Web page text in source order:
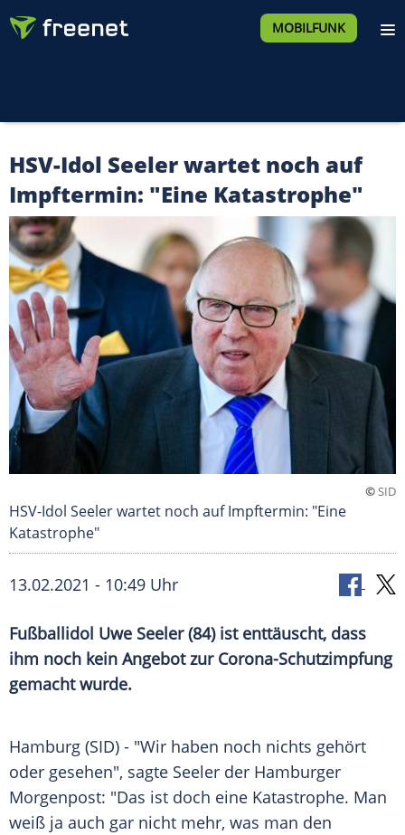
MOBILFUNK
HSV-Idol Seeler wartet noch auf
Impftermin: "Eine Katastrophe"
©SID
HSV-Idol Seeler wartet noch auf Impftermin: "Eine
Katastrophe"
13.02.2021 - 10:49 Uhr
Fußballidol Uwe Seeler(84) ist enttäuscht, dass
ihm noch kein Angebot zur Corona-Schutzimpfung
gemacht wurde.
Hamburg (SID) - "Wir haben noch nichts gehört
oder gesehen", sagte Seeler der Hamburger
Morgenpost: "Das ist doch eine Katastrophe. Man
weiß ja auch gar nicht mehr, was man den